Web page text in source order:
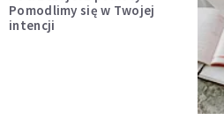
Pomodlimy się w Twojej
intencji